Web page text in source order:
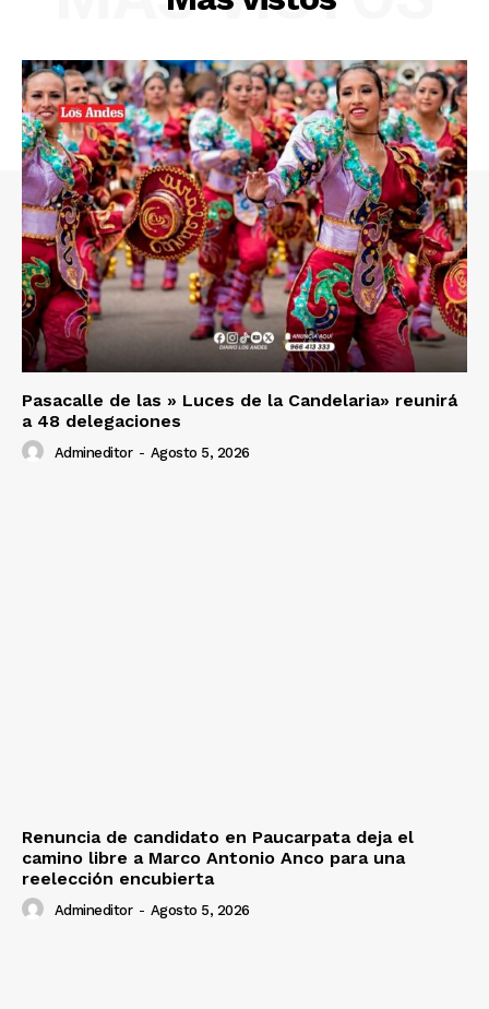
SUSCRIBETE
Diario los Andes
Nosotros
Contacto
Prensa
Pasacalle de las » Luces de la Candelaria» reunirá
a 48 delegaciones
Admineditor - Agosto 5, 2026
Renuncia de candidato en Paucarpata deja el
camino libre a Marco Antonio Anco para una
reelección encubierta
Admineditor - Agosto 5, 2026